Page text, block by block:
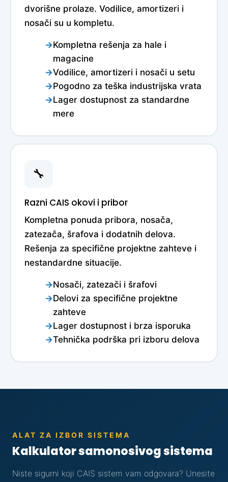
dvorišne prolaze. Vodilice, amortizeri i
nosači su u kompletu.
Kompletna rešenja za hale i
magacine
Vodilice, amortizeri i nosači u setu
Pogodno za teška industrijska vrata
Lager dostupnost za standardne
mere
🔧
Razni CAIS okovi i pribor
Kompletna ponuda pribora, nosača,
zatezača, šrafova i dodatnih delova.
Rešenja za specifične projektne zahteve i
nestandardne situacije.
Nosači, zatezači i šrafovi
Delovi za specifične projektne
zahteve
Lager dostupnost i brza isporuka
Tehnička podrška pri izboru delova
ALAT ZA IZBOR SISTEMA
Kalkulator samonosivog sistema
Niste sigurni koji CAIS sistem vam odgovara? Unesite